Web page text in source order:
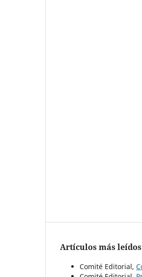
Artículos más
Comité Editorial,